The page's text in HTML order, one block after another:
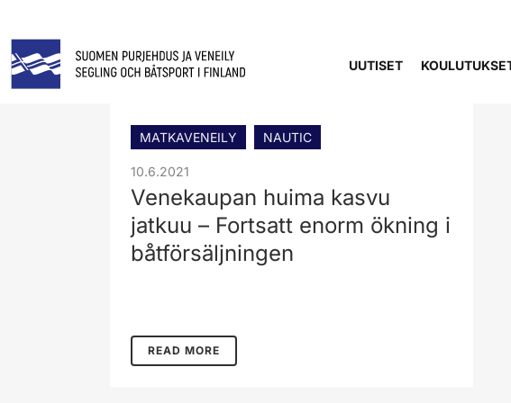
UUTISET
MATKAVENEILY NAUTIC
10.6.2021
Venekaupan huima kasvu
jatkuu – Fortsatt enorm ökning i
båtförsäljningen
READ MORE